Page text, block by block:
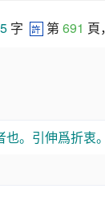
5 字 許 第 691 頁
。引伸爲折衷